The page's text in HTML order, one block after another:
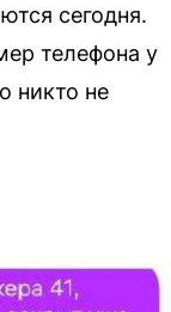
сегодня.
телефона у
никто не